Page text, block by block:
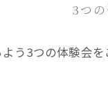
3つ
う3つの体験会を